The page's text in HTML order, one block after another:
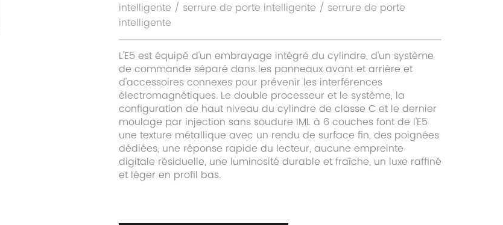
intelligente / serrure de porte intelligente / serrure de porte
intelligente
L'E5 est équipé d'un embrayage intégré du cylindre, d'un système
de commande séparé dans les panneaux avant et arrière et
d'accessoires connexes pour prévenir les interférences
électromagnétiques. Le double processeur et le système, la
configuration de haut niveau du cylindre de classe C et le dernier
moulage par injection sans soudure IML à 6 couches font de l'E5
une texture métallique avec un rendu de surface fin, des poignées
dédiées, une réponse rapide du lecteur, aucune empreinte
digitale résiduelle, une luminosité durable et fraîche, un luxe raffiné
et léger en profil bas.